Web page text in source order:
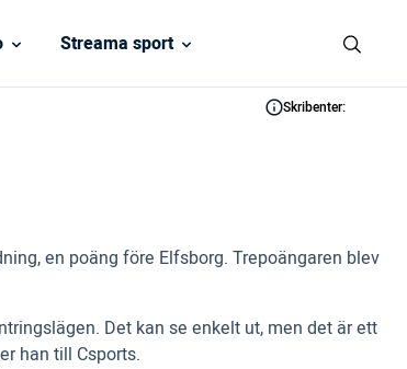
Streama sport
Skribenter:
en poäng före Elfsborg. Trepoängaren blev
Det kan se enkelt ut, men det är ett
han till Csports.